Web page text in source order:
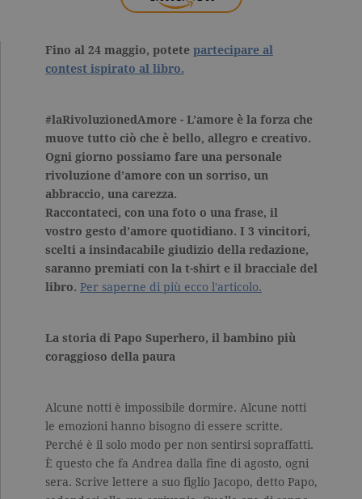
Fino al 24 maggio, potete partecipare al
contest ispirato al libro.
#laRivoluzionedAmore - L’amore è la forza che
muove tutto ciò che è bello, allegro e creativo.
Ogni giorno possiamo fare una personale
rivoluzione d’amore con un sorriso, un
abbraccio, una carezza.
Raccontateci, con una foto o una frase, il
vostro gesto d’amore quotidiano. I 3 vincitori,
scelti a insindacabile giudizio della redazione,
saranno premiati con la t-shirt e il bracciale del
libro. Per saperne di più ecco l'articolo.
La storia di Papo Superhero, il bambino più
coraggioso della paura
Alcune notti è impossibile dormire. Alcune notti
le emozioni hanno bisogno di essere scritte.
Perché è il solo modo per non sentirsi sopraffatti.
È questo che fa Andrea dalla fine di agosto, ogni
sera. Scrive lettere a suo figlio Jacopo, detto Papo,